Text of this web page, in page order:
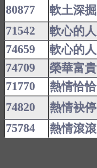
80877 軟土深掘
71542 軟心的人
74659 軟心的人
74709 榮華富貴
71770 熱情恰恰
74820 熱情袂停
75784 熱情滾滾